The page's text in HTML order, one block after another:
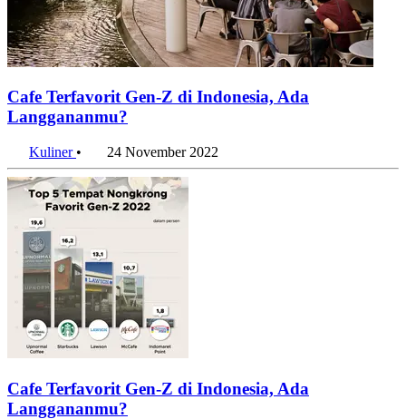
Cafe Terfavorit Gen-Z di Indonesia, Ada
Langgananmu?
Kuliner • 24 November 2022
Cafe Terfavorit Gen-Z di Indonesia, Ada
Langgananmu?